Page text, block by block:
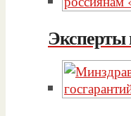
Эксперты